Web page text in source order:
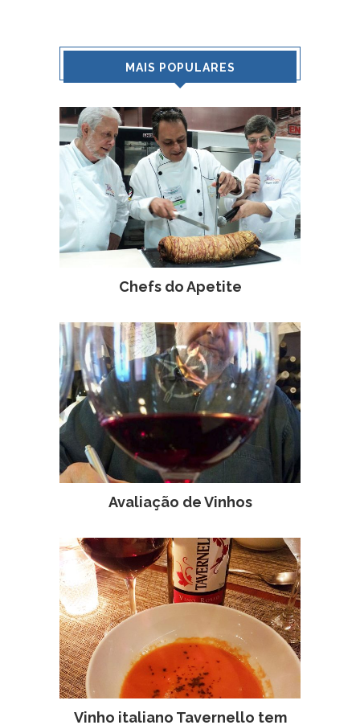
MAIS POPULARES
Chefs do Apetite
Avaliação de Vinhos
Vinho italiano Tavernello tem